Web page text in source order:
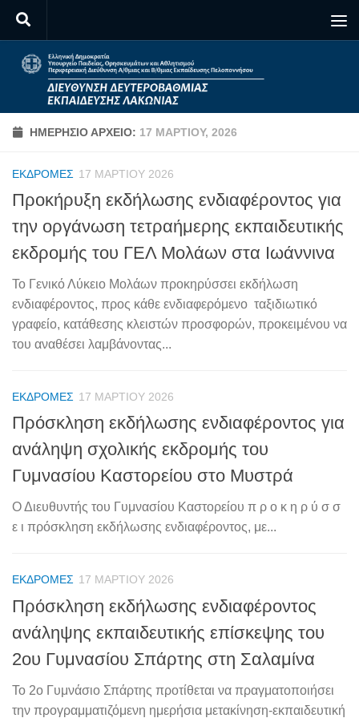
Skip to content
ΗΜΕΡΉΣΙΟ ΑΡΧΕΊΟ: 17 ΜΑΡΤΊΟΥ, 2026
ΕΚΔΡΟΜΈΣ 17 ΜΑΡΤΊΟΥ 2026
Προκήρυξη εκδήλωσης ενδιαφέροντος για
την οργάνωση τετραήμερης εκπαιδευτικής
εκδρομής του ΓΕΛ Μολάων στα Ιωάννινα
Το Γενικό Λύκειο Μολάων προκηρύσσει εκδήλωση
ενδιαφέροντος, προς κάθε ενδιαφερόμενο ταξιδιωτικό
γραφείο, κατάθεσης κλειστών προσφορών, προκειμένου να
του αναθέσει λαμβάνοντας...
ΕΚΔΡΟΜΈΣ 17 ΜΑΡΤΊΟΥ 2026
Πρόσκληση εκδήλωσης ενδιαφέροντος για
ανάληψη σχολικής εκδρομής του
Γυμνασίου Καστορείου στο Μυστρά
Ο Διευθυντής του Γυμνασίου Καστορείου π ρ ο κ η ρ ύ σ σ
ε ι πρόσκληση εκδήλωσης ενδιαφέροντος, με...
ΕΚΔΡΟΜΈΣ 17 ΜΑΡΤΊΟΥ 2026
Πρόσκληση εκδήλωσης ενδιαφέροντος
ανάληψης εκπαιδευτικής επίσκεψης του
2ου Γυμνασίου Σπάρτης στη Σαλαμίνα
Το 2ο Γυμνάσιο Σπάρτης προτίθεται να πραγματοποιήσει
την προγραμματιζόμενη ημερήσια μετακίνηση-εκπαιδευτική